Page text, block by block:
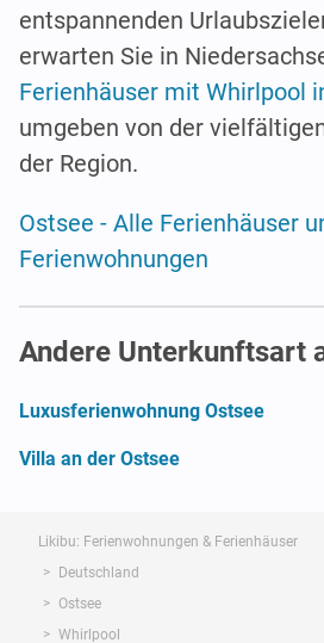
entspannenden
erwarten Sie in
Ferienhäuser mit Whirlpool
umgeben von der
der Region.
Ostsee - Alle Ferienhäuser
Ferienwohnungen
Andere Unterkunftsart
Luxusferienwohnung Ostsee
Villa an der Ostsee
Likibu: Ferienwohnungen & Ferienhäuser
Deutschland
Ostsee
Whirlpool